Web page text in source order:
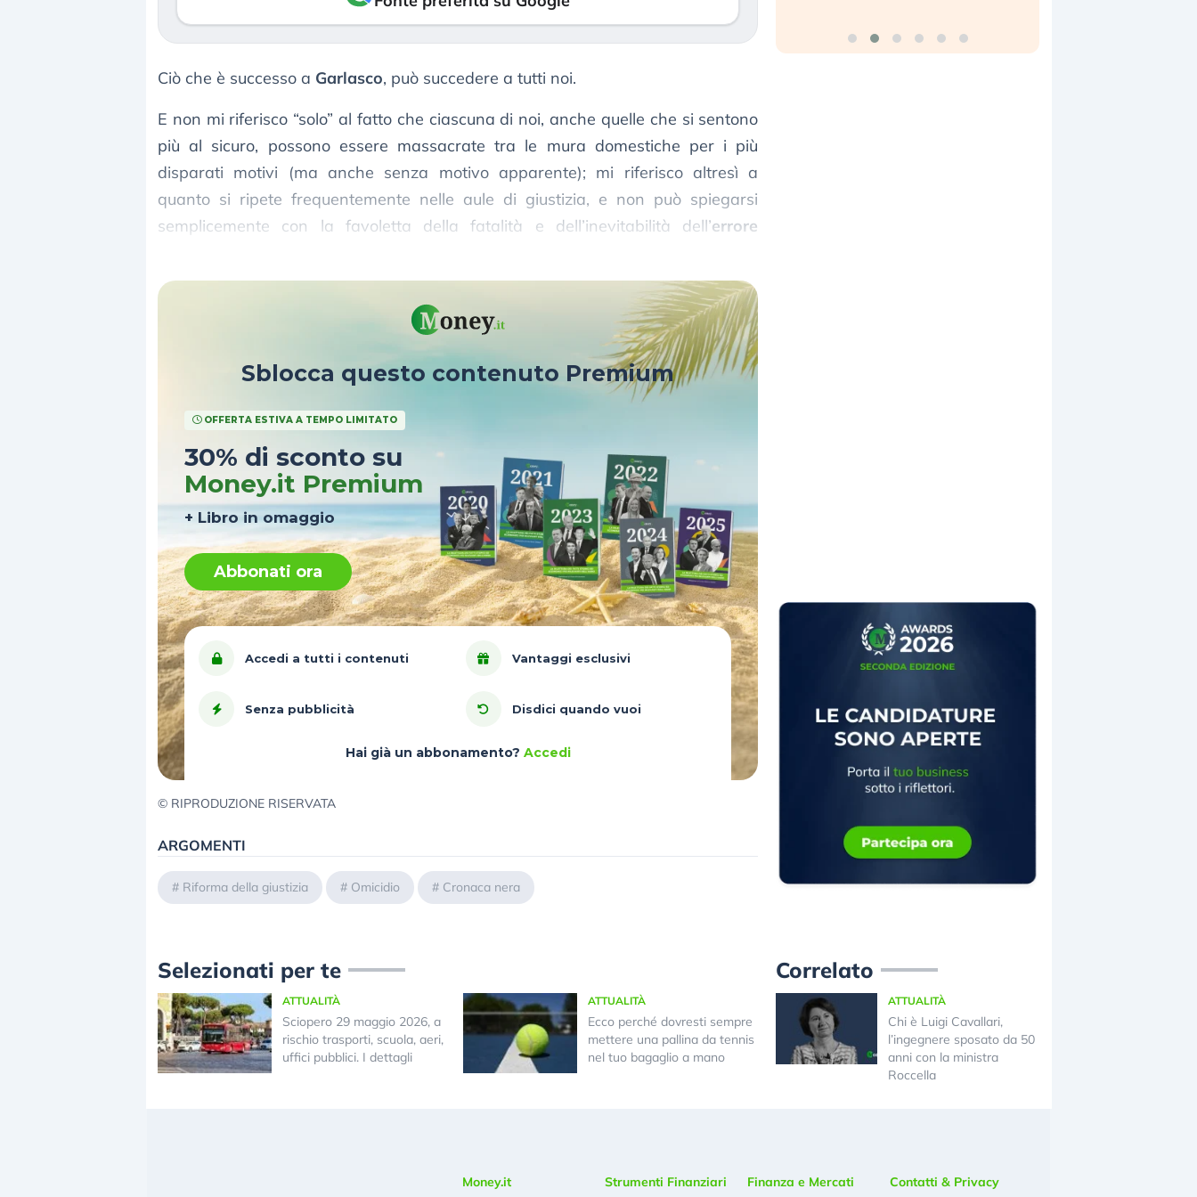
Ciò che è successo a Garlasco, può succedere a tutti noi.
E non mi riferisco “solo” al fatto che ciascuna di noi, anche quelle che si sentono
più al sicuro, possono essere massacrate tra le mura domestiche per i più
disparati motivi (ma anche senza motivo apparente); mi riferisco altresì a
quanto si ripete frequentemente nelle aule di giustizia, e non può spiegarsi
semplicemente con la favoletta della fatalità e dell’inevitabilità dell’errore
Sblocca questo contenuto Premium
OFFERTA ESTIVA A TEMPO LIMITATO
30% di sconto su
Money.it Premium
+ Libro in omaggio
Abbonati ora
Accedi a tutti i contenuti Vantaggi esclusivi
Senza pubblicità Disdici quando vuoi
Hai già un abbonamento? Accedi
© RIPRODUZIONE RISERVATA
ARGOMENTI
# Riforma della giustizia # Omicidio # Cronaca nera
Selezionati per te
ATTUALITÀ
Sciopero 29 maggio 2026, a
rischio trasporti, scuola, aeri,
uffici pubblici. I dettagli
ATTUALITÀ
Ecco perché dovresti sempre
mettere una pallina da tennis
nel tuo bagaglio a mano
Correlato
ATTUALITÀ
Chi è Luigi Cavallari,
l’ingegnere sposato da 50
anni con la ministra
Roccella
Money.it Strumenti Finanziari Finanza e Mercati Contatti & Privacy